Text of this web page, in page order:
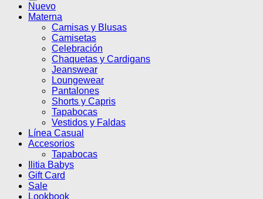
Nuevo
Materna
Camisas y Blusas
Camisetas
Celebración
Chaquetas y Cardigans
Jeanswear
Loungewear
Pantalones
Shorts y Capris
Tapabocas
Vestidos y Faldas
Línea Casual
Accesorios
Tapabocas
Ilitia Babys
Gift Card
Sale
Lookbook